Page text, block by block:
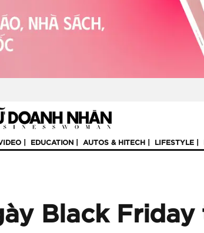
EDUCATION AUTOS & HITECH LIFESTYLE
Black Friday